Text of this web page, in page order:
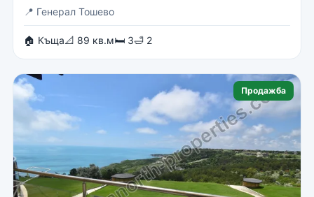
📍 Генерал Тошево
🏠 Къща📐 89 кв.м🛏 3🛁 2
Продажба